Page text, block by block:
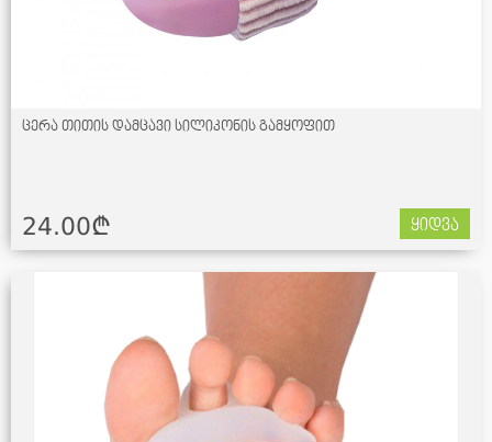
ცერა თითის დამცავი სილიკონის გამყოფით
24.00¢ ყიდვა